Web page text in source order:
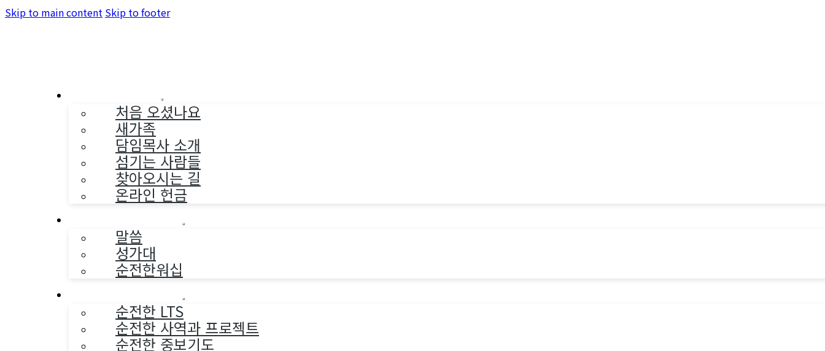
Skip to main content Skip to footer
처음 오셨나요
새가족
담임목사 소개
섬기는 사람들
찾아오시는 길
온라인 헌금
말씀
성가대
순전한워십
순전한 LTS
순전한 사역과 프로젝트
순전한 중보기도